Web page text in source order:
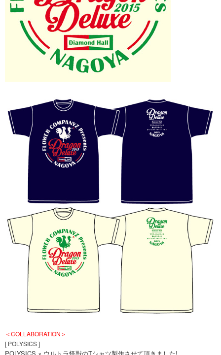
＜COLLABORATION＞
[ POLYSICS ]